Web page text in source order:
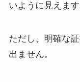
いように見えます
ただし、明確な
出ません。